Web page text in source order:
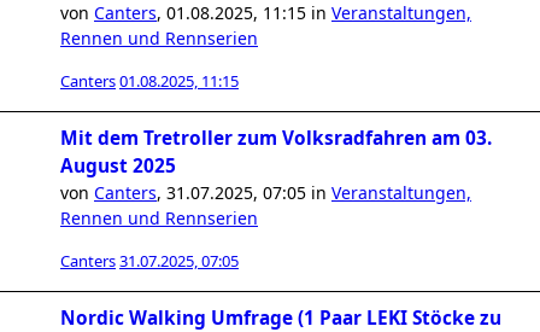
von Canters, 01.08.2025, 11:15 in Veranstaltungen,
Rennen und Rennserien
Canters01.08.2025, 11:15
Mit dem Tretroller zum Volksradfahren am 03.
August 2025
von Canters, 31.07.2025, 07:05 in Veranstaltungen,
Rennen und Rennserien
Canters31.07.2025, 07:05
Nordic Walking Umfrage (1 Paar LEKI Stöcke zu